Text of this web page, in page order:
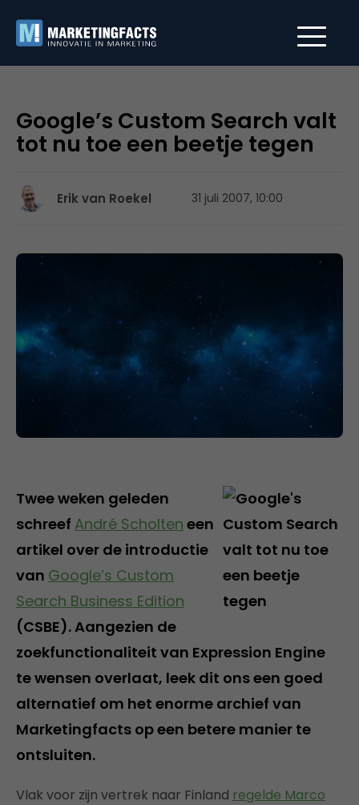
Google’s Custom Search valt
tot nu toe een beetje tegen
Erik van Roekel 31 juli 2007, 10:00
Twee weken geleden
schreef André Scholten een
artikel over de introductie
van Google’s Custom
Search Business Edition
(CSBE). Aangezien de
zoekfunctionaliteit van Expression Engine
te wensen overlaat, leek dit ons een goed
alternatief om het enorme archief van
Marketingfacts op een betere manier te
ontsluiten.
Vlak voor zijn vertrek naar Finland regelde Marco